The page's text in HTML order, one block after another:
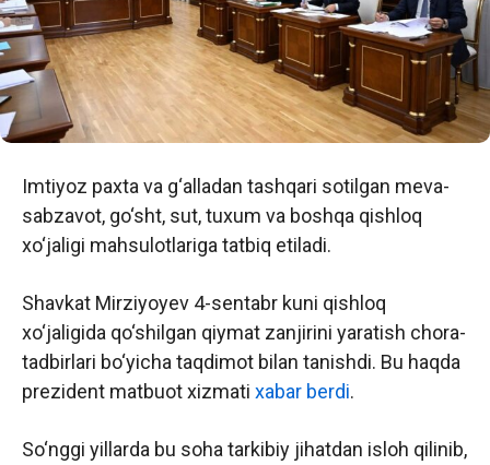
Imtiyoz paxta va g‘alladan tashqari sotilgan meva-
sabzavot, go‘sht, sut, tuxum va boshqa qishloq
xo‘jaligi mahsulotlariga tatbiq etiladi.
Shavkat Mirziyoyev 4-sentabr kuni qishloq
xo‘jaligida qo‘shilgan qiymat zanjirini yaratish chora-
tadbirlari bo‘yicha taqdimot bilan tanishdi. Bu haqda
prezident matbuot xizmati xabar berdi.
So‘nggi yillarda bu soha tarkibiy jihatdan isloh qilinib,